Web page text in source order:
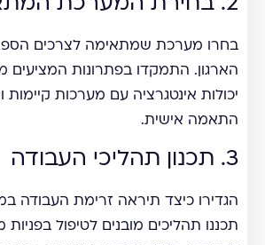
2. בחירת המערכת המתאימה
בחרו מערכת שמתאימה לצרכים
הארגון. התמקדו בפתרונות המציעים
יכולות אינטגרציה עם מערכות קיימות
התאמה אישית.
3. תכנון תהליכי העבודה
הגדירו כיצד תיראה זרימת העבודה
תכננו תהליכים מובנים לטיפול